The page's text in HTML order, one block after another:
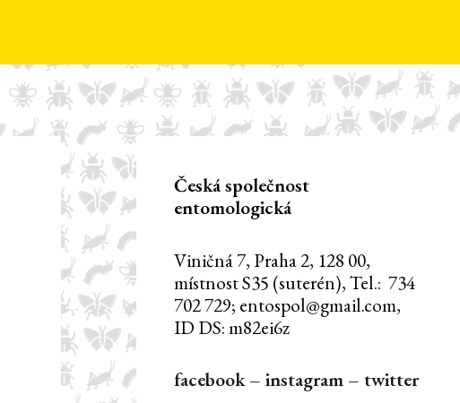
Česká společnost
entomologická
Viničná 7, Praha 2, 128 00,
místnost S35 (suterén), Tel.: 734
702 729; entospol@gmail.com,
ID DS: m82ei6z
facebook– instagram– twitter